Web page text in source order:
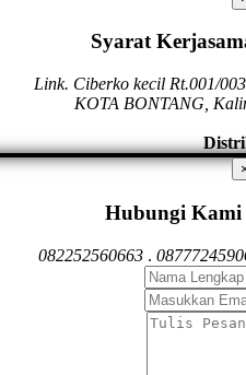
Syarat
Link. Ciberko kecil Rt.001/
KOTA BONTANG,
Hubungi Kami
082252560663.